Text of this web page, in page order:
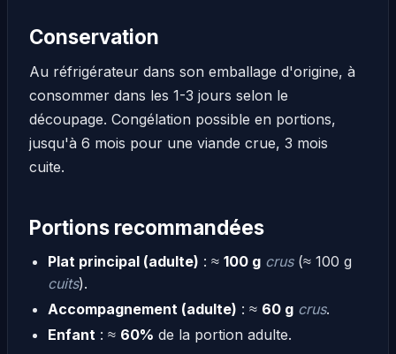
Conservation
Au réfrigérateur dans son emballage d'origine, à
consommer dans les 1-3 jours selon le
découpage. Congélation possible en portions,
jusqu'à 6 mois pour une viande crue, 3 mois
cuite.
Portions recommandées
Plat principal (adulte) : ≈ 100 g crus(≈ 100 g
cuits).
Accompagnement (adulte) : ≈ 60 g crus.
Enfant: ≈ 60% de la portion adulte.